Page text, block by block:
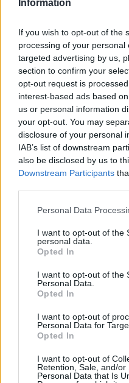
Information
If you wish to opt-out of the
processing of your
targeted advertising by us,
section to confirm your
opt-out request is
interest-based ads based
us or personal information
your opt-out. You may
disclosure of your personal
IAB’s list of downstream
also be disclosed by us to
Downstream Participants
Personal Data
I want to opt-out of the
personal data.
Opted In
I want to opt-out of the
Personal Data.
Opted In
I want to opt-out of
Personal Data for
Opted In
I want to opt-out of
Retention, Sale, and/or
Personal Data that Is
Przyszli
tecek”
x-
Michał
”
Czasy, gdy z Izako
żartować z powodu
dawno już minęły.